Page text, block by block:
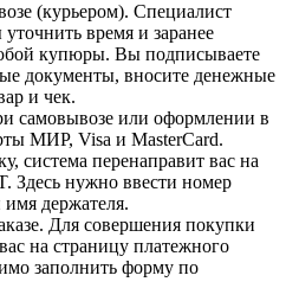
(курьером). Специалист
время и заранее
купюры. Вы подписываете
документы, вносите денежные
и чек.
самовывозе или оформлении в
МИР, Visa и MasterCard.
система перенаправит вас на
Здесь нужно ввести номер
держателя.
Для совершения покупки
на страницу платежного
заполнить форму по